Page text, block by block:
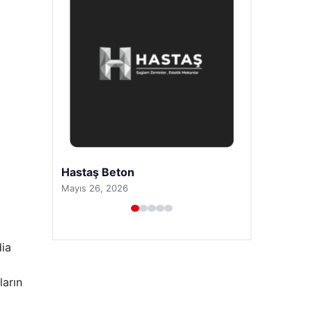
Prenses Night Club
Nisan 29, 2026